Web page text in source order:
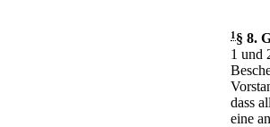
1 § 8.
1 und
dass
eine